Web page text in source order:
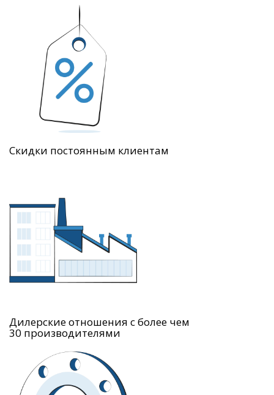
Скидки постоянным клиентам
Дилерские отношения с более чем
30 производителями